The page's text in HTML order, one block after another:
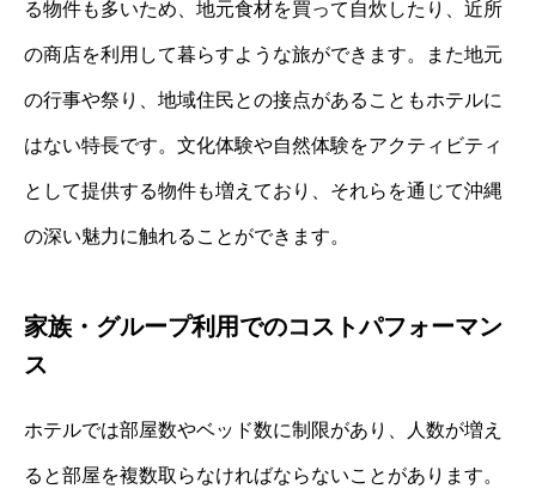
る物件も多いため、地元食材を買って自炊したり、近所
の商店を利用して暮らすような旅ができます。また地元
の行事や祭り、地域住民との接点があることもホテルに
はない特長です。文化体験や自然体験をアクティビティ
として提供する物件も増えており、それらを通じて沖縄
の深い魅力に触れることができます。
家族・グループ利用でのコストパフォーマン
ス
ホテルでは部屋数やベッド数に制限があり、人数が増え
ると部屋を複数取らなければならないことがあります。